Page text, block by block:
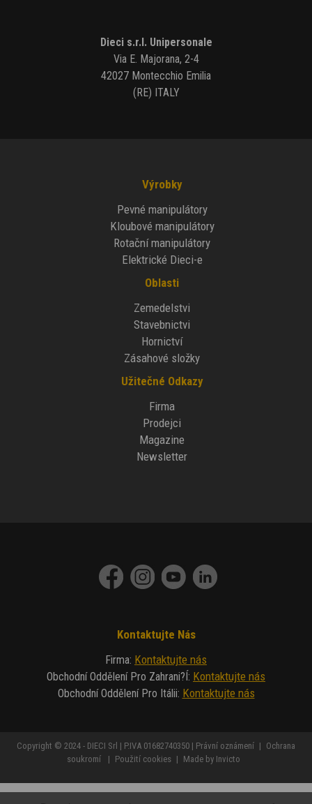
Dieci s.r.l. Unipersonale
Via E. Majorana, 2-4
42027 Montecchio Emilia
(RE) ITALY
Výrobky
Pevné manipulátory
Kloubové manipulátory
Rotační manipulátory
Elektrické Dieci-e
Oblasti
Zemedelstvi
Stavebnictvi
Hornictví
Zásahové složky
Užitečné Odkazy
Firma
Prodejci
Magazine
Newsletter
Kontaktujte Nás
Firma: Kontaktujte nás
Obchodní Oddělení Pro Zahrani?í: Kontaktujte nás
Obchodní Oddělení Pro Itálii: Kontaktujte nás
Copyright © 2024 - DIECI Srl | P.IVA 01682740350 | Právní oznámení | Ochrana
soukromí
| Použití cookies | Made by Invicto